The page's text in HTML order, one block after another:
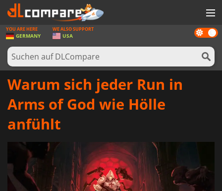
SPIELE
SPIEL KARTEN
SOFTWARE
ANMELDEN ODER REGISTRIEREN
Dark
mode
YOU ARE HERE
GERMANY
WE ALSO SUPPORT
USA
Warum sich jeder Run in
Arms of God wie Hölle
anfühlt